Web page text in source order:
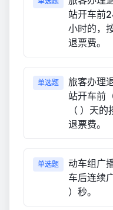
站开车前
小时的，
退票费。
单选题
旅客办理
站开车前
（ ）天
退票费。
单选题
动车组广
车后连续
）秒。